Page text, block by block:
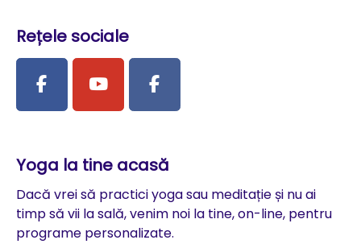
Rețele sociale
Yoga la tine acasă
Dacă vrei să practici yoga sau meditație și nu ai
timp să vii la sală, venim noi la tine, on-line, pentru
programe personalizate.